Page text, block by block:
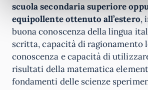
scuola secondaria superiore
equipollente ottenuto all’estero,
buona conoscenza della lingua
scritta, capacità di ragionamento
conoscenza e capacità di
risultati della matematica
fondamenti delle scienze